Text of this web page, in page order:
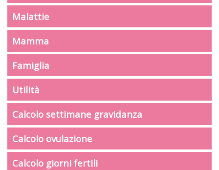
Malattie
Mamma
Famiglia
Utilità
Calcolo settimane gravidanza
Calcolo ovulazione
Calcolo giorni fertili